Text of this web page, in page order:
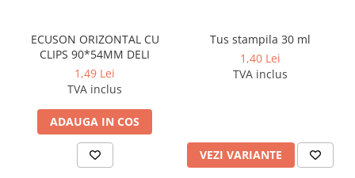
Echere
Compas scolar
Truse geometrie
Markere evidentiatoare text
ECUSON ORIZONTAL CU
CLIPS 90*54MM DELI
1,49 Lei
TVA inclus
ADAUGA IN COS
Tus stampila 30 ml
1,40 Lei
TVA inclus
VEZI VARIANTE